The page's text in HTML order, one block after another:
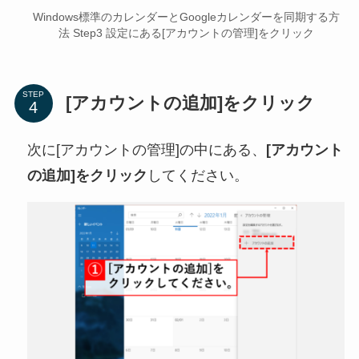
Windows標準のカレンダーとGoogleカレンダーを同期する方
法 Step3 設定にある[アカウントの管理]をクリック
STEP [アカウントの追加]をクリック
次に[アカウントの管理]の中にある、 [アカウント
の追加]をクリック してください。